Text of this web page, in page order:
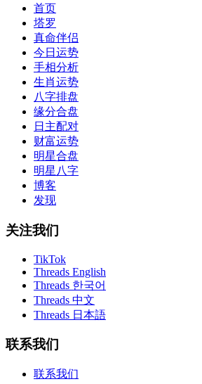
首页
塔罗
真命伴侣
今日运势
手相分析
生肖运势
八字排盘
缘分合盘
日主配对
财富运势
明星合盘
明星八字
博客
发现
关注我们
TikTok
Threads English
Threads 한국어
Threads 中文
Threads 日本語
联系我们
联系我们